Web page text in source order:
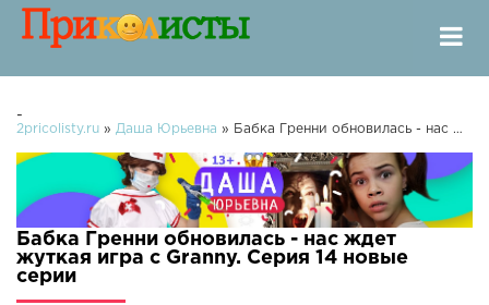
-
2pricolisty.ru » Даша Юрьевна » Бабка Гренни обновилась - нас ждет жуткая игра с Granny. Серия 14
Бабка Гренни обновилась - нас ждет
жуткая игра с Granny. Серия 14 новые
серии